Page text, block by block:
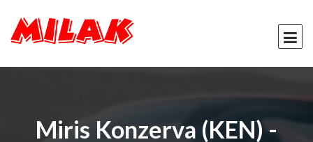
Miris Konzerva (KEN) -